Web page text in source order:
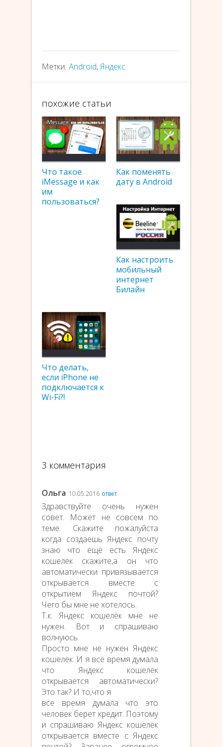
Метки: Android,Яндекс
похожие статьи
Что такое
iMessage и как
им
пользоваться?
Как поменять
дату в Android
Как настроить
мобильный
интернет
Билайн
Что делать,
если iPhone не
подключается к
Wi-Fi?!
3 комментария
Ольга 10.05.2016 ответ
Здравствуйте очень нужен
совет. Может не совсем по
теме. Скажите пожалуйста
когда создаешь Яндекс почту
знаю что ещё есть Яндекс
кошелёк скажите,а он что
автоматически привязывается
открывается вместе с
открытием Яндекс почтой?
Чего бы мне не хотелось.
Т.к. Яндекс кошелёк мне не
нужен. Вот и спрашиваю
волнуюсь.
Просто мне не нужен Яндекс
кошелёк. И я всё время думала
что Яндекс кошелёк
открывается автоматически?
Это так? И то,что я
все время думала что это
человек берет кредит. Поэтому
и спрашиваю Яндекс кошелёк
открывается вместе с Яндекс